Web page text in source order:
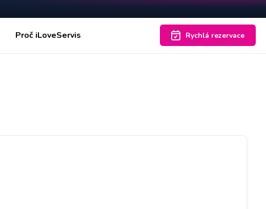
Proč iLoveServis Rychlá rezervace